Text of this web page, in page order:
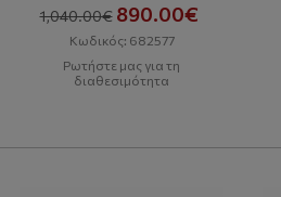
1,040.00€ 890.00€
Κωδικός: 682577
Ρωτήστε μας για τη
διαθεσιμότητα